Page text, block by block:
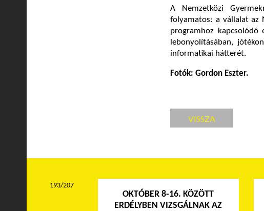
A Nemzetközi
folyamatos: a vállalat az
programhoz kapcsolódó
lebonyolításában,
informatikai hátterét.
Fotók: Gordon Eszter.
VISSZA
OKTÓBER 8-16. KÖZÖTT
ERDÉLYBEN VIZSGÁLNAK AZ
193/207